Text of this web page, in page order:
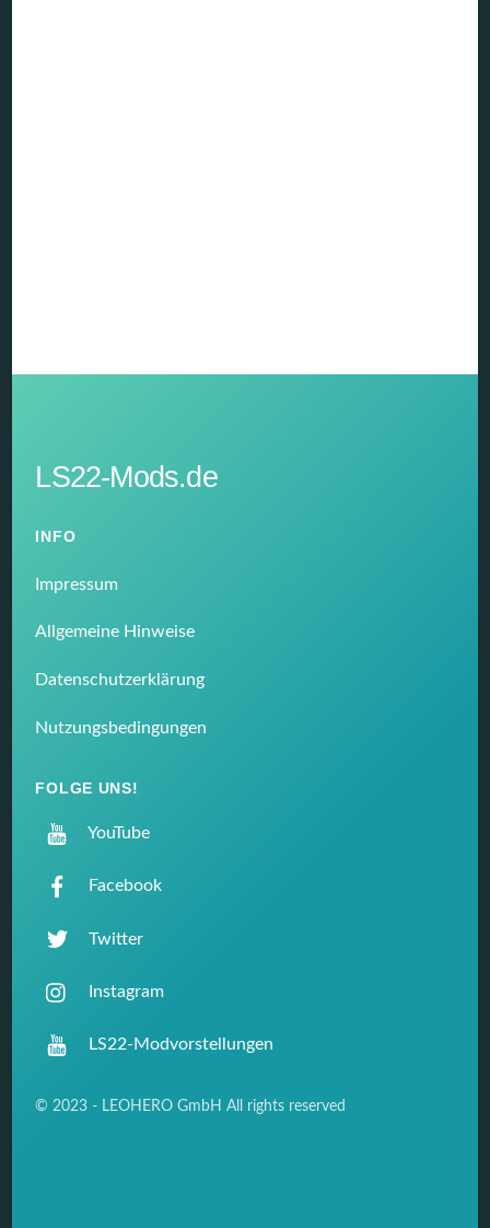
LS22-Mods.de
INFO
Impressum
Allgemeine Hinweise
Datenschutzerklärung
Nutzungsbedingungen
FOLGE UNS!
YouTube
Facebook
Twitter
Instagram
LS22-Modvorstellungen
© 2023 - LEOHERO GmbH All rights reserved